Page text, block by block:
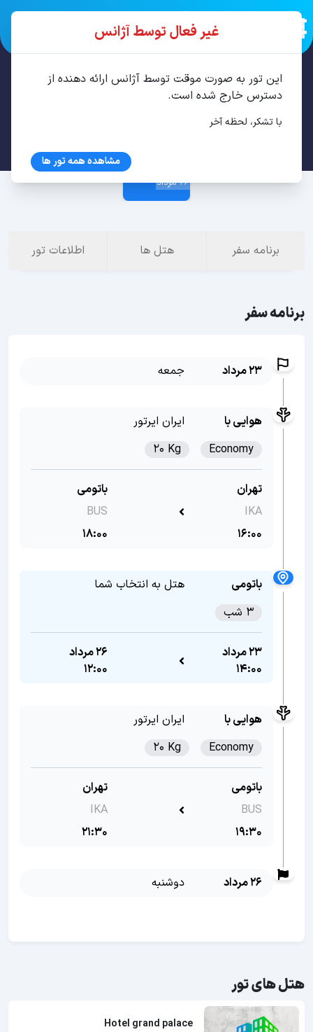
تور باتومی 3 شب مرداد
26 مرداد
برنامه سفر هتل ها اطلاعات تور
برنامه سفر
23 مرداد جمعه
هوایی با
ایران ایرتور
Economy
20 Kg
تهران
IKA
16:00
باتومی
BUS
18:00
باتومی
هتل به انتخاب شما
3 شب
23 مرداد
14:00
26 مرداد
12:00
هوایی با
ایران ایرتور
Economy
20 Kg
باتومی
BUS
19:30
تهران
IKA
21:30
26 مرداد دوشنبه
هتل های تور
Hotel grand palace
غیر فعال توسط آژانس
این تور به صورت موقت توسط آژانس ارائه دهنده از
دسترس خارج شده است.
با تشکر، لحظه آخر
مشاهده همه تور ها